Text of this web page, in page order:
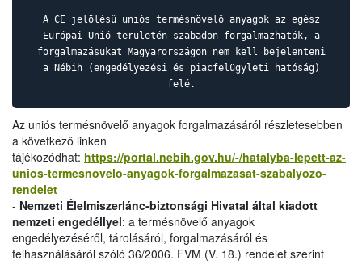
A CE jelölésű uniós termésnövelő anyagok az egész
Európai Unió területén szabadon forgalmazhatók, a
forgalmazásukat Magyarországon nem kell bejelenteni
a Nébih (engedélyezési és piacfelügyleti hatóság)
felé.
Az uniós termésnövelő anyagok forgalmazásáról részletesebben
a következő linken
tájékozódhat: https://portal.nebih.gov.hu/-/hatalyba-lepett-az-
unios-termesnovelo-anyagok-forgalmazasat-szabalyozo-
rendelet
- Nemzeti Élelmiszerlánc-biztonsági Hivatal által kiadott
nemzeti engedéllyel: a termésnövelő anyagok
engedélyezéséről, tárolásáról, forgalmazásáról és
felhasználásáról szóló 36/2006. FVM (V. 18.) rendelet szerint